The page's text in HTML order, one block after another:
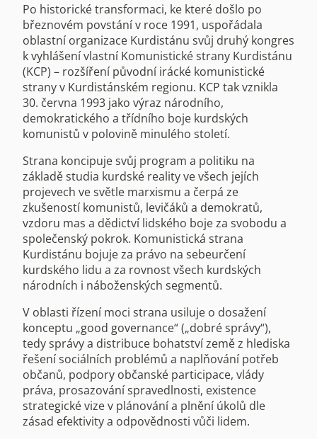
Po historické transformaci, ke které došlo po
březnovém povstání v roce 1991, uspořádala
oblastní organizace Kurdistánu svůj druhý kongres
k vyhlášení vlastní Komunistické strany Kurdistánu
(KCP) – rozšíření původní irácké komunistické
strany v Kurdistánském regionu. KCP tak vznikla
30. června 1993 jako výraz národního,
demokratického a třídního boje kurdských
komunistů v polovině minulého století.
Strana koncipuje svůj program a politiku na
základě studia kurdské reality ve všech jejích
projevech ve světle marxismu a čerpá ze
zkušeností komunistů, levičáků a demokratů,
vzdoru mas a dědictví lidského boje za svobodu a
společenský pokrok. Komunistická strana
Kurdistánu bojuje za právo na sebeurčení
kurdského lidu a za rovnost všech kurdských
národních i náboženských segmentů.
V oblasti řízení moci strana usiluje o dosažení
konceptu „good governance“ („dobré správy“),
tedy správy a distribuce bohatství země z hlediska
řešení sociálních problémů a naplňování potřeb
občanů, podpory občanské participace, vlády
práva, prosazování spravedlnosti, existence
strategické vize v plánování a plnění úkolů dle
zásad efektivity a odpovědnosti vůči lidem.